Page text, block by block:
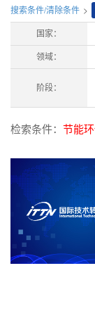
搜索条件/清除条件 >
国家：
领域：
阶段：
检索条件： 节能